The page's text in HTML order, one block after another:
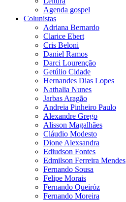
Agenda gospel
Colunistas
Adriana Bernardo
Clarice Ebert
Cris Beloni
Daniel Ramos
Darci Lourenção
Getúlio Cidade
Hernandes Dias Lopes
Nathalia Nunes
Jarbas Aragão
Andreia Pinheiro Paulo
Alexandre Grego
Alisson Magalhães
Cláudio Modesto
Dione Alexsandra
Ediudson Fontes
Edmilson Ferreira Mendes
Fernando Sousa
Felipe Morais
Fernando Queiróz
Fernando Moreira